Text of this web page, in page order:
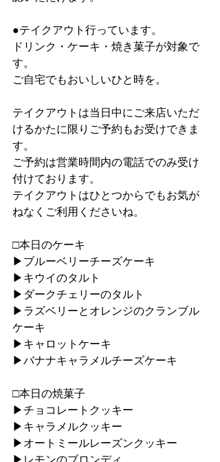
●テイクアウト行っています。
ドリンク・ケーキ・焼き菓子が対象で
す。
ご自宅でもおいしいひと時を。
テイクアウトは当日中にご来店いただ
けるかたに限りご予約もお受けできま
す。
ご予約は営業時間内の電話でのみ受け
付けております。
テイクアウトはひとつからでもお気が
ねなくご利用くださいね。
□本日のケーキ
▶︎ブルーベリーチーズケーキ
▶︎キウイのタルト
▶︎ダークチェリーのタルト
▶︎ラズベリーとオレンジのクランブル
ケーキ
▶︎キャロットケーキ
▶︎バナナキャラメルチーズケーキ
□本日の焼菓子
▶︎チョコレートクッキー
▶︎キャラメルクッキー
▶︎オートミールレーズンクッキー
▶︎レモンのブロンディ